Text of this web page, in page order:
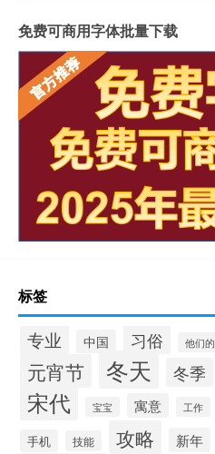
免费可商用字体批量下载
标签
专业 中国 习俗 他们的
元宵节 冬天 冬季
宋代 宝宝 寓意 工作
手机 技能 攻略 新年